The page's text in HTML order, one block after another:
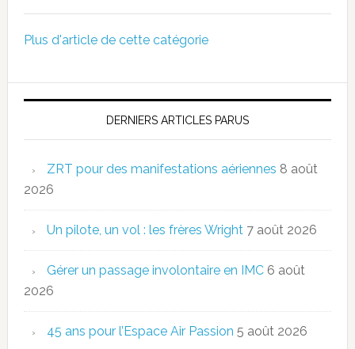
Plus d'article de cette catégorie
DERNIERS ARTICLES PARUS
ZRT pour des manifestations aériennes 8 août
2026
Un pilote, un vol : les frères Wright 7 août 2026
Gérer un passage involontaire en IMC 6 août
2026
45 ans pour l’Espace Air Passion 5 août 2026